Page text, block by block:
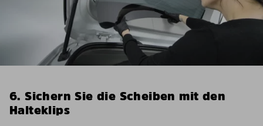
6. Sichern Sie die Scheiben mit den
Halteklips